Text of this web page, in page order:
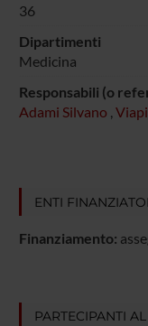
36
Dipartimenti
Medicina
Responsabili (o
Adami Silvano ,
ENTI
Finanziamento:
PARTECIPANTI